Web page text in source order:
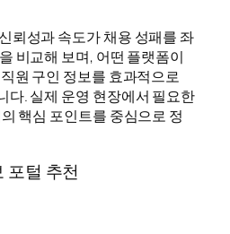
뢰성과 속도가 채용 성패를 좌
비교해 보며, 어떤 플랫폼이
원 구인 정보를 효과적으로
다. 실제 운영 현장에서 필요한
핵심 포인트를 중심으로 정
포털 추천